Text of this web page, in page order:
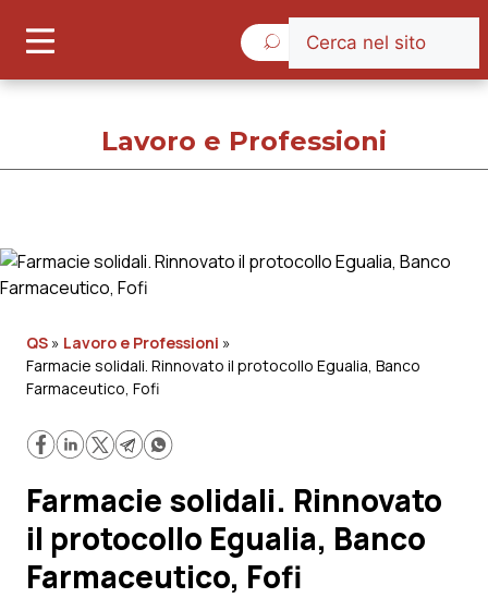
Giovedì 6 Agosto 2026
Governo e Parlamento
Regioni e Asl
Lavoro e Professioni
Scienza e Farmaci
Studi e Analisi
Lavoro e Professioni
QS » Lavoro e Professioni »
Farmacie solidali. Rinnovato il protocollo Egualia, Banco
Farmaceutico, Fofi
Farmacie solidali. Rinnovato
il protocollo Egualia, Banco
Farmaceutico, Fofi